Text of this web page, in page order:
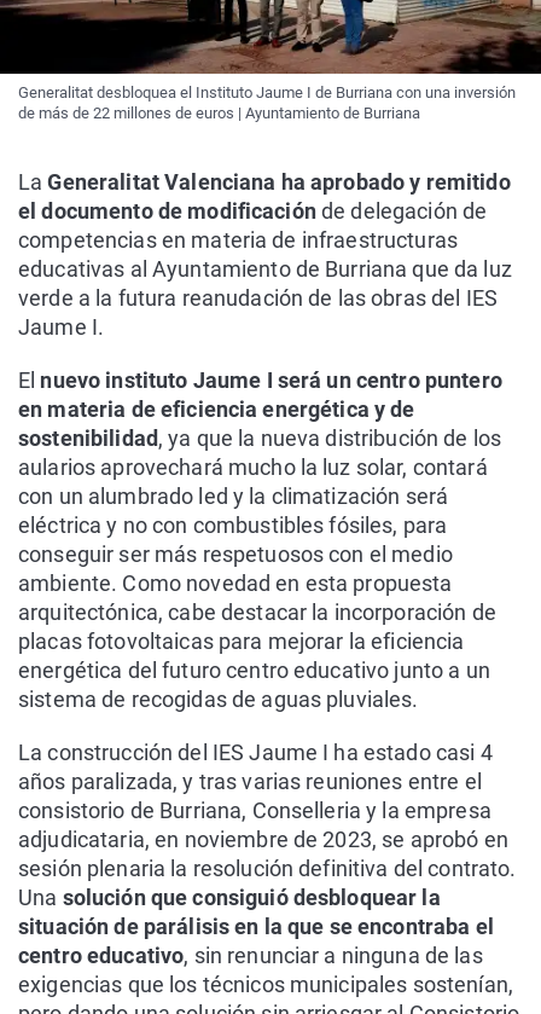
Generalitat desbloquea el Instituto Jaume I de Burriana con una inversión
de más de 22 millones de euros | Ayuntamiento de Burriana
LaGeneralitat Valenciana ha aprobado y remitido
el documento de modificaciónde delegación de
competencias en materia de infraestructuras
educativas al Ayuntamiento de Burriana que da luz
verde a la futura reanudación de las obras del IES
Jaume I.
El nuevo instituto Jaume I será un centro puntero
en materia de eficiencia energética y de
sostenibilidad, ya que la nueva distribución de los
aularios aprovechará mucho la luz solar, contará
con un alumbrado led y la climatización será
eléctrica y no con combustibles fósiles, para
conseguir ser más respetuosos con el medio
ambiente. Como novedad en esta propuesta
arquitectónica, cabe destacar la incorporación de
placas fotovoltaicas para mejorar la eficiencia
energética del futuro centro educativo junto a un
sistema de recogidas de aguas pluviales.
La construcción del IES Jaume I ha estado casi 4
años paralizada, y tras varias reuniones entre el
consistorio de Burriana, Conselleria y la empresa
adjudicataria, en noviembre de 2023, se aprobó en
sesión plenaria la resolución definitiva del contrato.
Una solución que consiguió desbloquear la
situación de parálisis en la que se encontraba el
centro educativo, sin renunciar a ninguna de las
exigencias que los técnicos municipales sostenían,